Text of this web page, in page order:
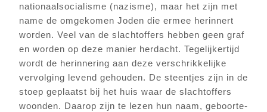
nationaalsocialisme (nazisme), maar het zijn met
name de omgekomen Joden die ermee herinnert
worden. Veel van de slachtoffers hebben geen graf
en worden op deze manier herdacht. Tegelijkertijd
wordt de herinnering aan deze verschrikkelijke
vervolging levend gehouden. De steentjes zijn in de
stoep geplaatst bij het huis waar de slachtoffers
woonden. Daarop zijn te lezen hun naam, geboorte-